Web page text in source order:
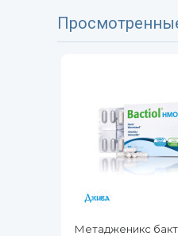
Метадженикс